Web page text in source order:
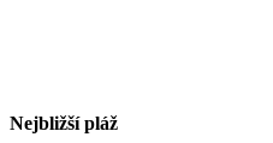
Nejbližší pláž